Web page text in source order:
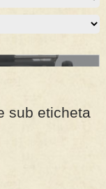
cu gulere albe
sub eticheta